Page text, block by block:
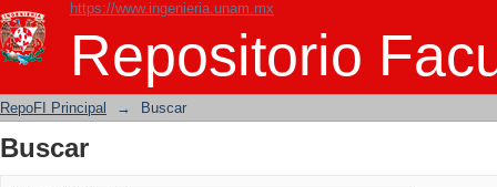
https://www.ingenieria.unam.mx
Repositorio
Buscar
RepoFI Principal → Buscar
Buscar